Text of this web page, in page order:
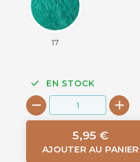
17
EN STOCK
5,95 €
AJOUTER AU PANIER